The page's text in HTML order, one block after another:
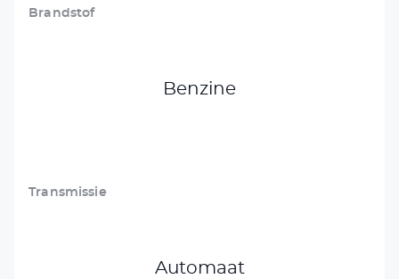
Brandstof
Benzine
Transmissie
Automaat